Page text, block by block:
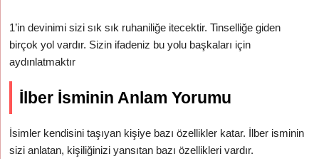
1’in devinimi sizi sık sık ruhaniliğe itecektir. Tinselliğe giden
birçok yol vardır. Sizin ifadeniz bu yolu başkaları için
aydınlatmaktır
İlber İsminin Anlam Yorumu
İsimler kendisini taşıyan kişiye bazı özellikler katar. İlber isminin
sizi anlatan, kişiliğinizi yansıtan bazı özellikleri vardır.